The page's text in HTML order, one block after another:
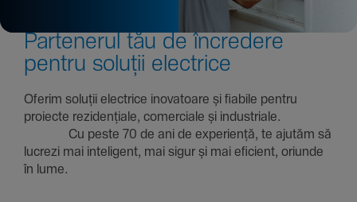
Parte­nerul tău de încre­dere
pentru soluții electrice
Oferim soluții electrice inova­toare și fiabile pentru
proiecte rezi­den­țiale, comer­ciale și indus­triale.
Cu peste 70 de ani de expe­riență, te ajutăm să
lucrezi mai inte­li­gent, mai sigur și mai eficient, oriunde
în lume.